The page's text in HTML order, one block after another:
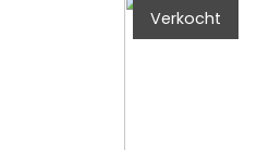
Verkocht